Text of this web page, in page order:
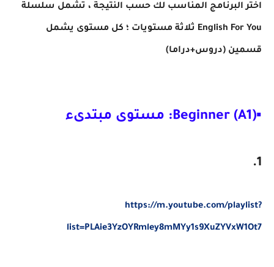
اختر البرنامج المناسب لك حسب النتيجة ، تشمل سلسلة
English For You ثلاثة مستويات ؛ كل مستوى يشمل
قسمين (دروس+دراما)
▪Beginner (A1): مستوى مبتدىء
1.
https://m.youtube.com/playlist?
list=PLAie3YzOYRmley8mMYy1s9XuZYVxW1Ot7